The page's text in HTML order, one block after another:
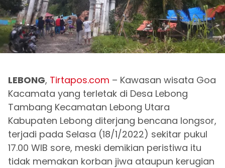
LEBONG, Tirtapos.com – Kawasan wisata Goa
Kacamata yang terletak di Desa Lebong
Tambang Kecamatan Lebong Utara
Kabupaten Lebong diterjang bencana longsor,
terjadi pada Selasa (18/1/2022) sekitar pukul
17.00 WIB sore, meski demikian peristiwa itu
tidak memakan korban jiwa ataupun kerugian